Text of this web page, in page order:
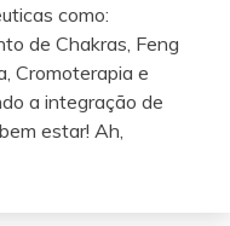
como:
de Chakras, Feng
Cromoterapia e
a integração de
estar! Ah,